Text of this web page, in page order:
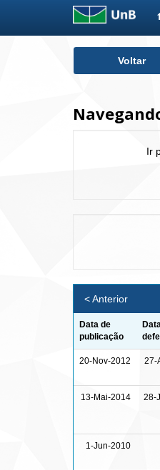
Voltar
Ir
< Anterior
Data de
publicação
20-Nov-2012 27-
13-Mai-2014 28-
1-Jun-2010